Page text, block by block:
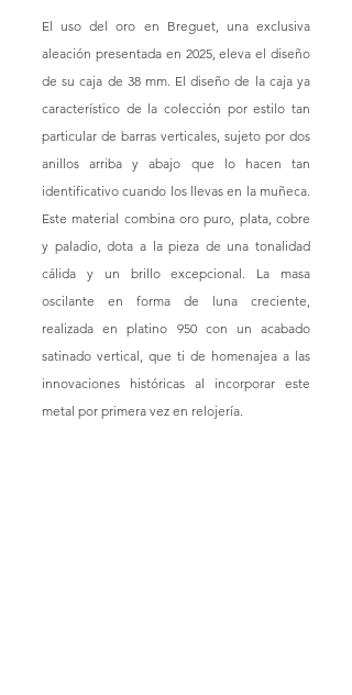
El uso del oro en Breguet, una exclusiva
aleación presentada en 2025, eleva el diseño
de su caja de 38 mm. El diseño de la caja ya
característico de la colección por estilo tan
particular de barras verticales, sujeto por dos
anillos arriba y abajo que lo hacen tan
identificativo cuando los llevas en la muñeca.
Este material combina oro puro, plata, cobre
y paladio, dota a la pieza de una tonalidad
cálida y un brillo excepcional. La masa
oscilante en forma de luna creciente,
realizada en platino 950 con un acabado
satinado vertical, que ti de homenajea a las
innovaciones históricas al incorporar este
metal por primera vez en relojería.